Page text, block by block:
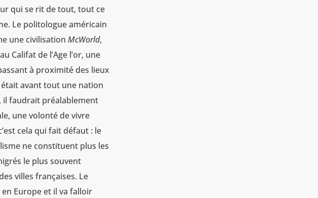
qui se rit de tout, tout ce
Le politologue américain
une civilisationMcWorld,
Califat de l’Age l’or, une
à proximité des lieux
était avant tout une nation
il faudrait préalablement
une volonté de vivre
cela qui fait défaut : le
ne constituent plus les
le plus souvent
villes françaises. Le
Europe et il va falloir